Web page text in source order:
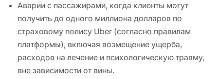
Аварии с пассажирами, когда клиенты могут
получить до одного миллиона долларов по
страховому полису Uber (согласно правилам
платформы), включая возмещение ущерба,
расходов на лечение и психологическую травму,
вне зависимости от вины.